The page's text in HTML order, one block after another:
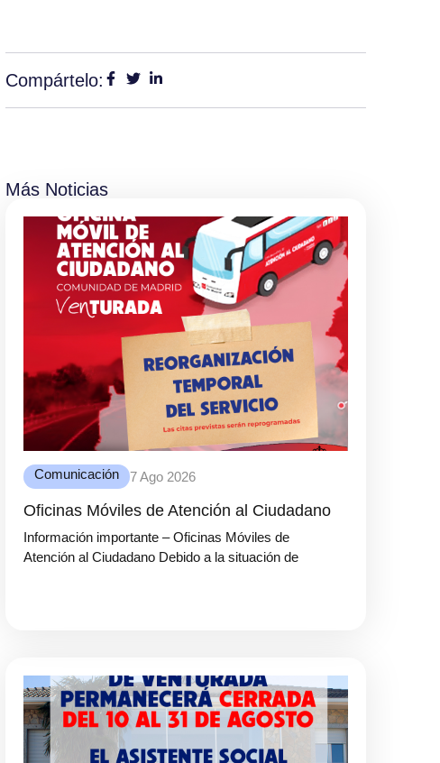
Compártelo:
Más Noticias
Comunicación 7 Ago 2026
Oficinas Móviles de Atención al Ciudadano
Información importante – Oficinas Móviles de
Atención al Ciudadano Debido a la situación de